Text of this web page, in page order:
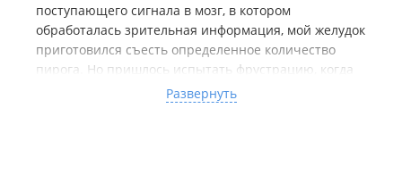
поступающего сигнала в мозг, в котором
обработалась зрительная информация, мой желудок
приготовился съесть определенное количество
пирога. Но пришлось испытать фрустрацию, когда
дело дошло до употребления продукта. Сейчас
остается наесться воспоминаниями об этом пироге.
Развернуть